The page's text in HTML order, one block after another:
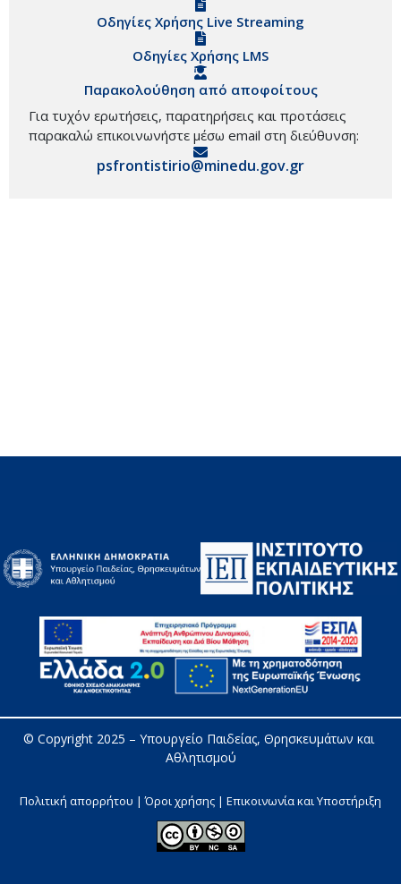
Οδηγίες Χρήσης Live Streaming
Οδηγίες Χρήσης LMS
Παρακολούθηση από αποφοίτους
Για τυχόν ερωτήσεις, παρατηρήσεις και προτάσεις
παρακαλώ επικοινωνήστε μέσω email στη διεύθυνση:
psfrontistirio@minedu.gov.gr
© Copyright 2025 – Υπουργείο Παιδείας, Θρησκευμάτων και
Αθλητισμού
Πολιτική απορρήτου | Όροι χρήσης | Επικοινωνία και Υποστήριξη